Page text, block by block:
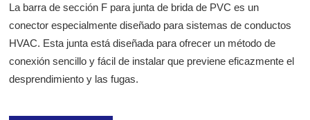
La barra de sección F para junta de brida de PVC es un
conector especialmente diseñado para sistemas de conductos
HVAC. Esta junta está diseñada para ofrecer un método de
conexión sencillo y fácil de instalar que previene eficazmente el
desprendimiento y las fugas.